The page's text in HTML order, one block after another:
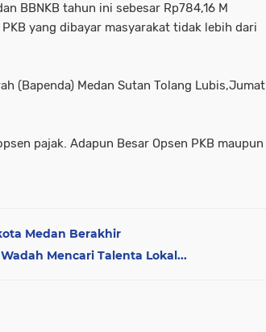
BBNKB tahun ini sebesar Rp784,16 M
yang dibayar masyarakat tidak lebih dari
(Bapenda) Medan Sutan Tolang Lubis,Jumat
pajak. Adapun Besar Opsen PKB maupun
Medan Berakhir
Mencari Talenta Lokal...